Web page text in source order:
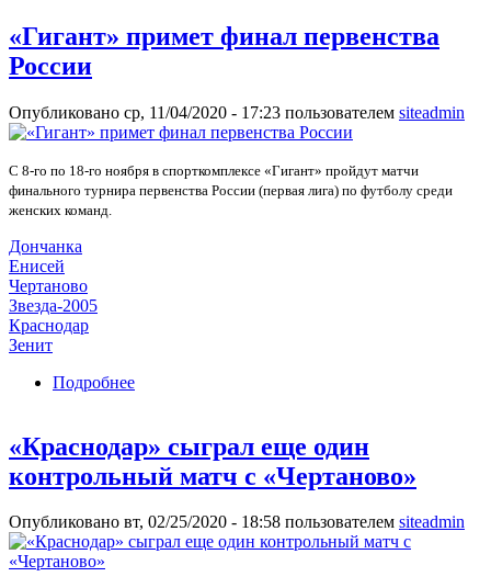
«Гигант» примет финал первенства
России
Опубликовано ср, 11/04/2020 - 17:23 пользователем siteadmin
С 8-го по 18-го ноября в спорткомплексе «Гигант» пройдут матчи
финального турнира первенства России (первая лига) по футболу среди
женских команд.
Дончанка
Енисей
Чертаново
Звезда-2005
Краснодар
Зенит
Подробнее
«Краснодар» сыграл еще один
контрольный матч с «Чертаново»
Опубликовано вт, 02/25/2020 - 18:58 пользователем siteadmin